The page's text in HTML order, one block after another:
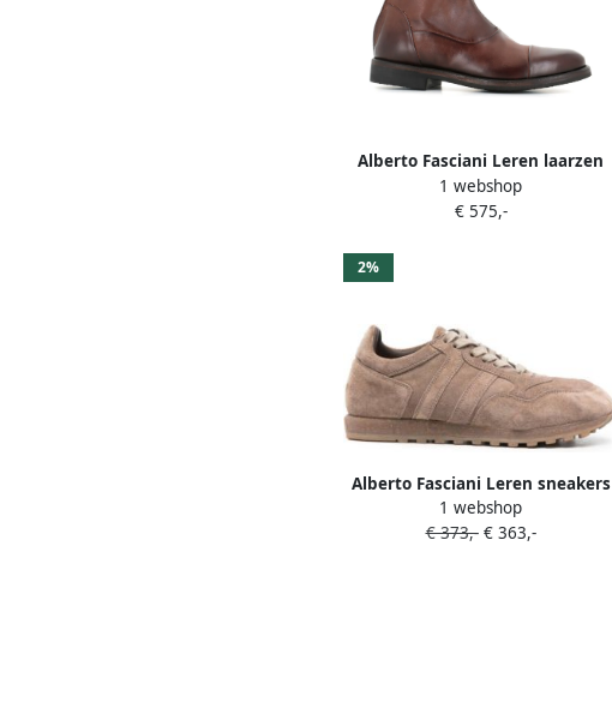
Alberto Fasciani Leren laarzen
Bruin
1 webshop
€ 575,-
2%
Alberto Fasciani Leren sneakers
Beige
1 webshop
€ 373,-€ 363,-